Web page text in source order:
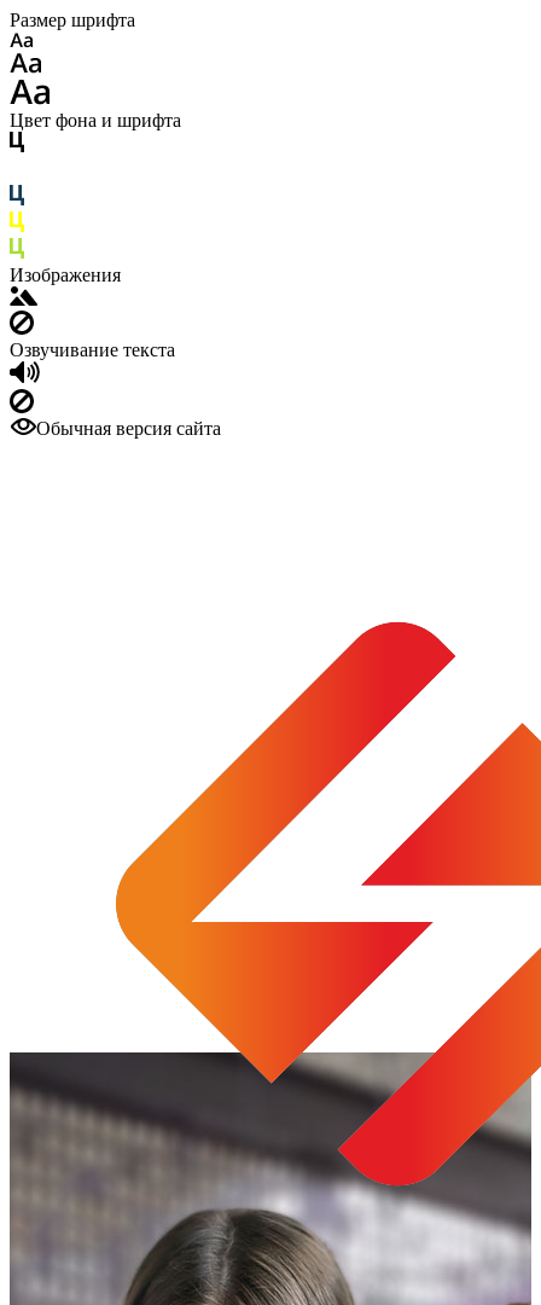
Размер шрифта
Цвет фона и шрифта
Изображения
Озвучивание текста
Обычная версия сайта